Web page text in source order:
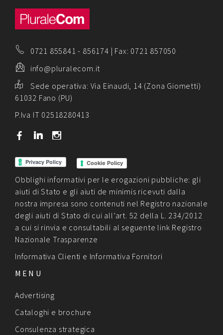
0721 855841 - 856174 | Fax: 0721 857050
info@pluralecom.it
Sede operativa: Via Einaudi, 14 (Zona Giometti)
61032 Fano (PU)
P.Iva IT 02518280413
b j x
Cookie Policy
Obblighi informativi per le erogazioni pubbliche: gli
aiuti di Stato e gli aiuti de minimis ricevuti dalla
nostra impresa sono contenuti nel Registro nazionale
degli aiuti di Stato di cui all’art. 52 della L. 234/2012
a cui si rinvia e consultabili al seguente link Registro
Nazionale Trasparenze
Informativa Clienti e Informativa Fornitori
MENU
Advertising
Cataloghi e brochure
Consulenza strategica